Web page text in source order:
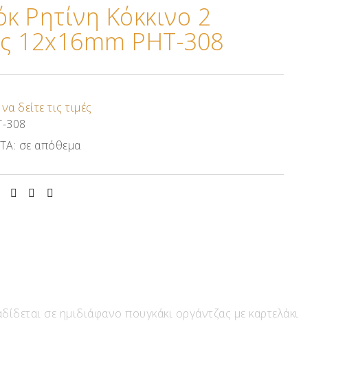
Ρητίνη Κόκκινο 2
12x16mm ΡΗΤ-308
δείτε τις τιμές
308
σε απόθεμα
σε ημιδιάφανο πουγκάκι οργάντζας με καρτελάκι